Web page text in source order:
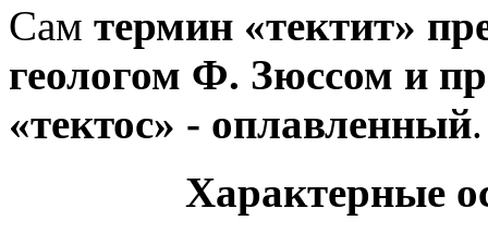
Сам термин «тектит»
геологом Ф. Зюссом и
«тектос» - оплавленный.
Характерные